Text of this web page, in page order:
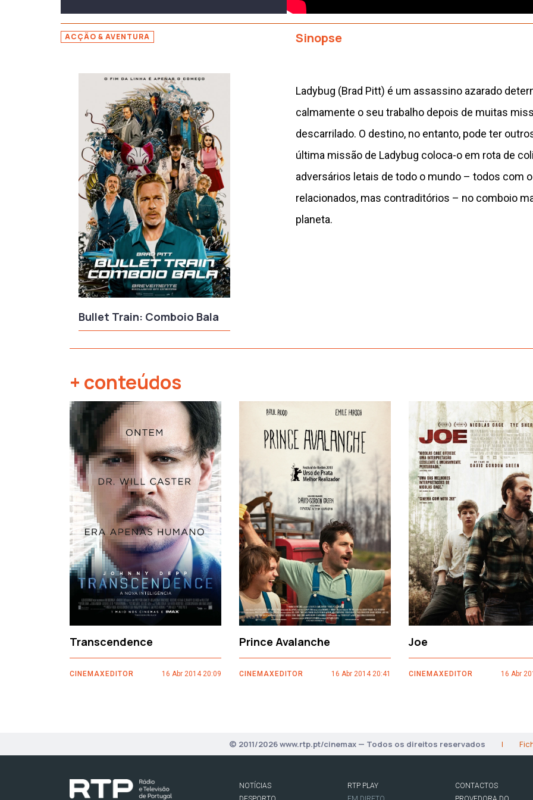
ACÇÃO & AVENTURA Sinopse
Bullet Train: Comboio Bala
Ladybug (Brad Pitt) é um assassino azarado
calmamente o seu trabalho depois de muitas
descarrilado. O destino, no entanto, pode ter
última missão de Ladybug coloca-o em rota de
adversários letais de todo o mundo – todos com
relacionados, mas contraditórios – no comboio
planeta.
+ conteúdos
Transcendence
CINEMAXEDITOR 16 Abr 2014 20:09
Prince Avalanche
CINEMAXEDITOR 16 Abr 2014 20:41
Joe
CINEMAXEDITOR 16 Abr
‹
© 2011/2026 www.rtp.pt/cinemax — Todos os direitos reservados |
NOTÍCIAS
RTP PLAY
CONTACTOS